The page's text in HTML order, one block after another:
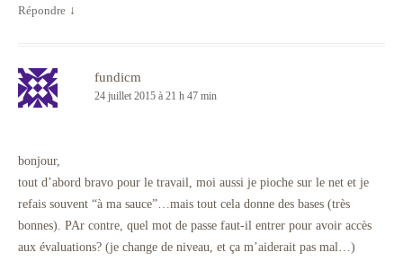
Répondre ↓
fundicm
24 juillet 2015 à 21 h 47 min
bonjour,
tout d’abord bravo pour le travail, moi aussi je pioche sur le net et je
refais souvent “à ma sauce”…mais tout cela donne des bases (très
bonnes). PAr contre, quel mot de passe faut-il entrer pour avoir accès
aux évaluations? (je change de niveau, et ça m’aiderait pas mal…)